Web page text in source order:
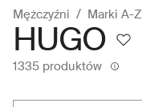
Mężczyźni Marki A-Z
HUGO
1335 produktów